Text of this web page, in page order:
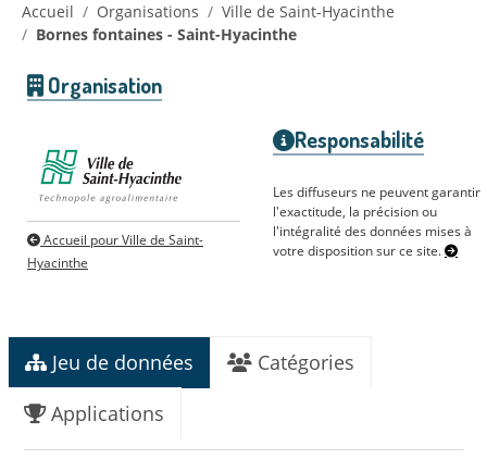
Accueil Organisations
Ville de Saint-Hyacinthe
Bornes fontaines - Saint-Hyacinthe
Organisation
Accueil pour Ville de Saint-
Hyacinthe
Responsabilité
Les diffuseurs ne peuvent garantir
l'exactitude, la précision ou
l'intégralité des données mises à
votre disposition sur ce site.
Jeu de données
Catégories
Applications